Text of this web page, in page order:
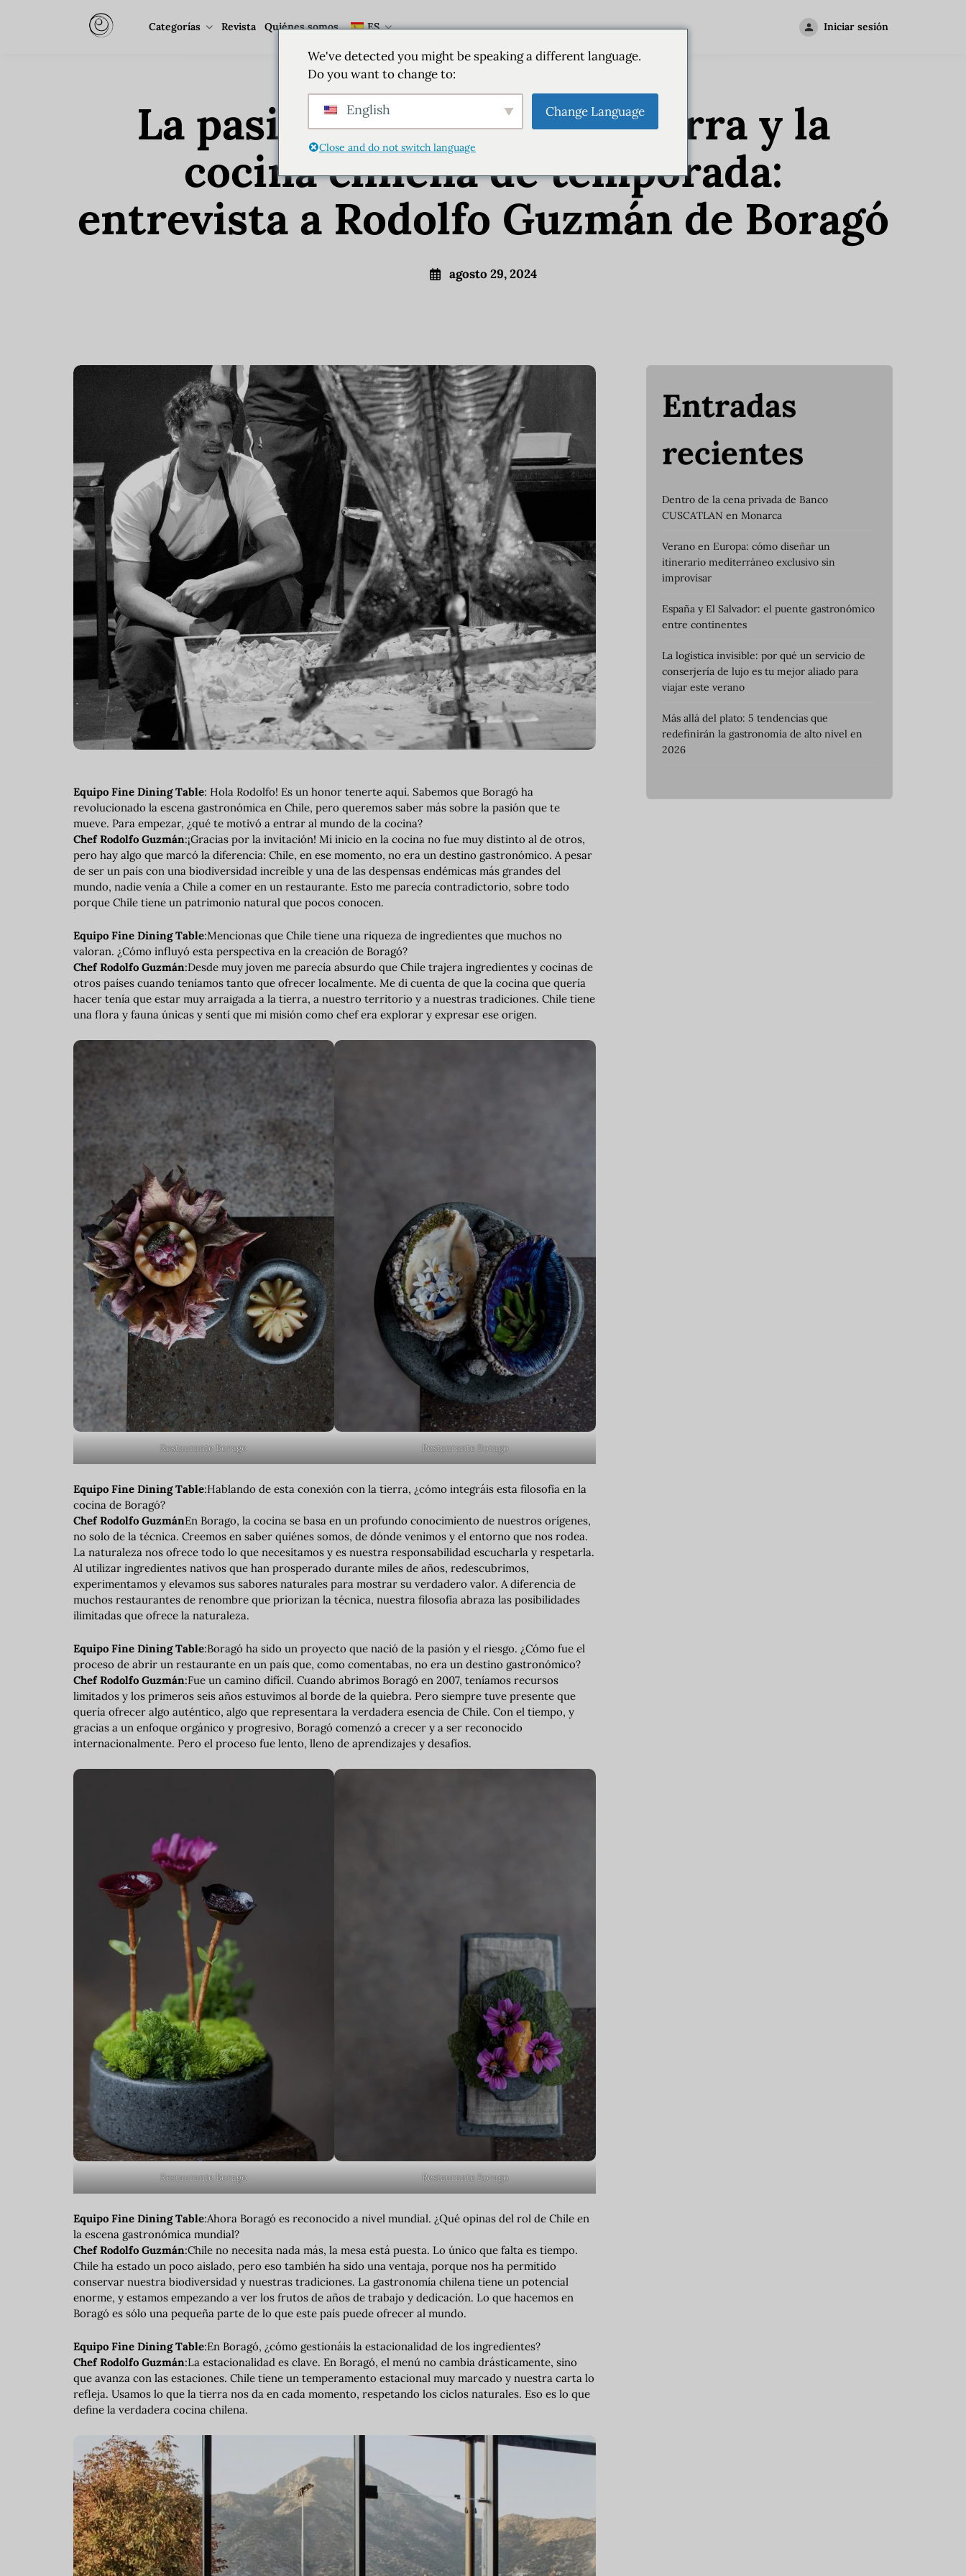
Categorías Revista Quiénes somos ES Iniciar sesión
Chile Alimentación Comida fusión Estilo de vida
La pasión por la Madre Tierra y la
cocina chilena de temporada:
entrevista a Rodolfo Guzmán de Boragó
agosto 29, 2024
Equipo Fine Dining Table: Hola Rodolfo! Es un honor tenerte aquí. Sabemos que Boragó ha
revolucionado la escena gastronómica en Chile, pero queremos saber más sobre la pasión que te
mueve. Para empezar, ¿qué te motivó a entrar al mundo de la cocina?
Chef Rodolfo Guzmán:¡Gracias por la invitación! Mi inicio en la cocina no fue muy distinto al de otros,
pero hay algo que marcó la diferencia: Chile, en ese momento, no era un destino gastronómico. A pesar
de ser un país con una biodiversidad increíble y una de las despensas endémicas más grandes del
mundo, nadie venía a Chile a comer en un restaurante. Esto me parecía contradictorio, sobre todo
porque Chile tiene un patrimonio natural que pocos conocen.
Equipo Fine Dining Table:Mencionas que Chile tiene una riqueza de ingredientes que muchos no
valoran. ¿Cómo influyó esta perspectiva en la creación de Boragó?
Chef Rodolfo Guzmán:Desde muy joven me parecía absurdo que Chile trajera ingredientes y cocinas de
otros países cuando teníamos tanto que ofrecer localmente. Me di cuenta de que la cocina que quería
hacer tenía que estar muy arraigada a la tierra, a nuestro territorio y a nuestras tradiciones. Chile tiene
una flora y fauna únicas y sentí que mi misión como chef era explorar y expresar ese origen.
Restaurante Borago Restaurante Borago
Equipo Fine Dining Table:Hablando de esta conexión con la tierra, ¿cómo integráis esta filosofía en la
cocina de Boragó?
Chef Rodolfo GuzmánEn Borago, la cocina se basa en un profundo conocimiento de nuestros orígenes,
no solo de la técnica. Creemos en saber quiénes somos, de dónde venimos y el entorno que nos rodea.
La naturaleza nos ofrece todo lo que necesitamos y es nuestra responsabilidad escucharla y respetarla.
Al utilizar ingredientes nativos que han prosperado durante miles de años, redescubrimos,
experimentamos y elevamos sus sabores naturales para mostrar su verdadero valor. A diferencia de
muchos restaurantes de renombre que priorizan la técnica, nuestra filosofía abraza las posibilidades
ilimitadas que ofrece la naturaleza.
Equipo Fine Dining Table:Boragó ha sido un proyecto que nació de la pasión y el riesgo. ¿Cómo fue el
proceso de abrir un restaurante en un país que, como comentabas, no era un destino gastronómico?
Chef Rodolfo Guzmán:Fue un camino difícil. Cuando abrimos Boragó en 2007, teníamos recursos
limitados y los primeros seis años estuvimos al borde de la quiebra. Pero siempre tuve presente que
quería ofrecer algo auténtico, algo que representara la verdadera esencia de Chile. Con el tiempo, y
gracias a un enfoque orgánico y progresivo, Boragó comenzó a crecer y a ser reconocido
internacionalmente. Pero el proceso fue lento, lleno de aprendizajes y desafíos.
Restaurante Borago Restaurante Borago
Equipo Fine Dining Table:Ahora Boragó es reconocido a nivel mundial. ¿Qué opinas del rol de Chile en
la escena gastronómica mundial?
Chef Rodolfo Guzmán:Chile no necesita nada más, la mesa está puesta. Lo único que falta es tiempo.
Chile ha estado un poco aislado, pero eso también ha sido una ventaja, porque nos ha permitido
conservar nuestra biodiversidad y nuestras tradiciones. La gastronomía chilena tiene un potencial
enorme, y estamos empezando a ver los frutos de años de trabajo y dedicación. Lo que hacemos en
Boragó es sólo una pequeña parte de lo que este país puede ofrecer al mundo.
Equipo Fine Dining Table:En Boragó, ¿cómo gestionáis la estacionalidad de los ingredientes?
Chef Rodolfo Guzmán:La estacionalidad es clave. En Boragó, el menú no cambia drásticamente, sino
que avanza con las estaciones. Chile tiene un temperamento estacional muy marcado y nuestra carta lo
refleja. Usamos lo que la tierra nos da en cada momento, respetando los ciclos naturales. Eso es lo que
define la verdadera cocina chilena.
Entradas
recientes
Dentro de la cena privada de Banco
CUSCATLAN en Monarca
Verano en Europa: cómo diseñar un
itinerario mediterráneo exclusivo sin
improvisar
España y El Salvador: el puente gastronómico
entre continentes
La logística invisible: por qué un servicio de
conserjería de lujo es tu mejor aliado para
viajar este verano
Más allá del plato: 5 tendencias que
redefinirán la gastronomía de alto nivel en
2026
We've detected you might be speaking a different language.
Do you want to change to:
English Change Language
Close and do not switch language